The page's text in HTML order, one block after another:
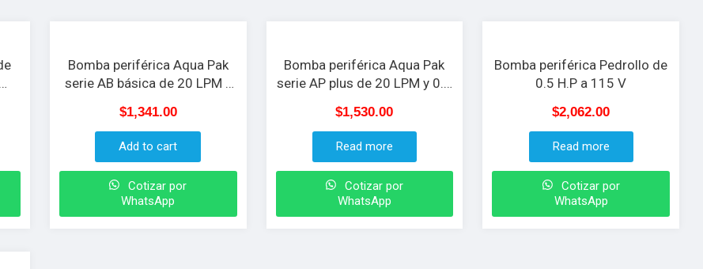
Bomba periférica Aqua Pak
serie AB básica de 20 LPM y
$1,341.00
Add to cart
Cotizar por
WhatsApp
Bomba periférica Aqua Pak
serie AP plus de 20 LPM y 0.5
$1,530.00
Read more
Cotizar por
WhatsApp
Bomba periférica Pedrollo de
0.5 H.P a 115 V
$2,062.00
Read more
Cotizar por
WhatsApp